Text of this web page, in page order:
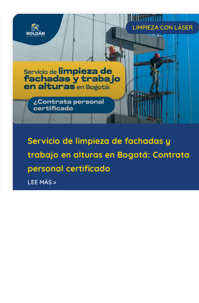
LIMPIEZA CON LÁSER
Servicio de limpieza de fachadas y
trabajo en alturas en Bogotá: Contrata
personal certificado
LEE MÁS »